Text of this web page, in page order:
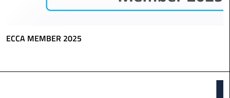
ECCA MEMBER 2025